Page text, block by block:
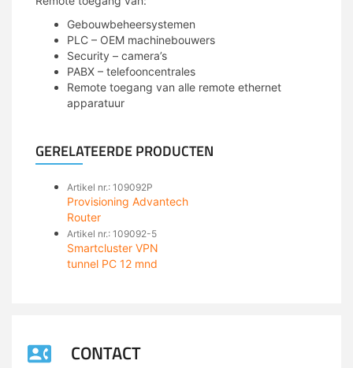
Gebouwbeheersystemen
PLC – OEM machinebouwers
Security – camera’s
PABX – telefooncentrales
Remote toegang van alle remote ethernet
apparatuur
GERELATEERDE PRODUCTEN
Artikel nr.: 109092P
Provisioning Advantech
Router
Artikel nr.: 109092-5
Smartcluster VPN
tunnel PC 12 mnd
CONTACT